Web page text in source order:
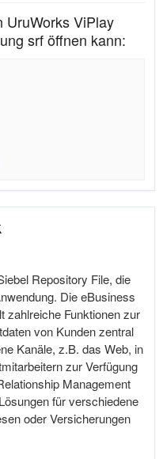
UruWorks ViPlay
srf öffnen kann:
Repository File, die
Die eBusiness
zahlreiche Funktionen zur
von Kunden zentral
Kanäle, z.B. das Web, in
zur Verfügung
Management
für verschiedene
oder Versicherungen